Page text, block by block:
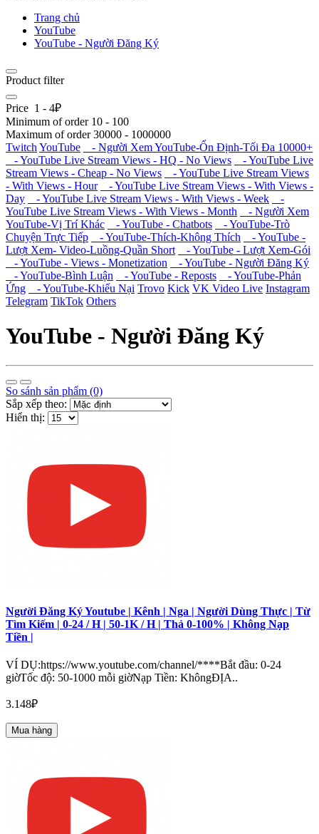
Trang chủ
YouTube
YouTube - Người Đăng Ký
Product filter
Price 1 - 4₽
Minimum of order 10 - 100
Maximum of order30000 - 1000000
Twitch YouTube
- Người Xem YouTube-Ổn Định-Tối Đa 10000+
- YouTube Live Stream Views - HQ - No Views
- YouTube Live
Stream Views - Cheap - No Views
- YouTube Live Stream Views
- With Views - Hour
- YouTube Live Stream Views - With Views -
Day
- YouTube Live Stream Views - With Views - Week
-
YouTube Live Stream Views - With Views - Month
- Người Xem
YouTube-Vị Trí Khác
- YouTube - Chatbots
- YouTube-Trò
Chuyện Trực Tiếp
- YouTube-Thích-Không Thích
- YouTube -
Lượt Xem- Video-Luồng-Quần Short
- YouTube - Lượt Xem-Gói
- YouTube - Views - Monetization
- YouTube - Người Đăng Ký
- YouTube-Bình Luận
- YouTube - Reposts
- YouTube-Phản
Ứng
- YouTube-Khiếu Nại Trovo Kick VK Video Live Instagram
Telegram TikTok Others
YouTube - Người Đăng Ký
So sánh sản phẩm (0)
Sắp xếp theo:
Hiển thị:
Người Đăng Ký Youtube | Kênh | Nga | Người Dùng Thực | Từ
Tìm Kiếm | 0-24 / H | 50-1K / H | Thả 0-100% | Không Nạp
Tiền |
VÍ DỤ:https://www.youtube.com/channel/****Bắt đầu: 0-24
giờTốc độ: 50-1000 mỗi giờNạp Tiền: KhôngĐỊA..
3.148₽
Mua hàng